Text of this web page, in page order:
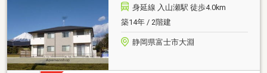
身延線 入山瀬駅 徒歩4.0km
築14年 / 2階建
静岡県富士市大淵